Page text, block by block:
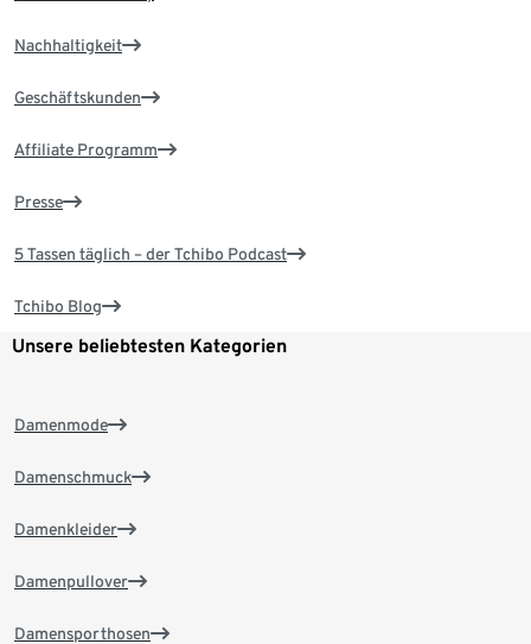
Nachhaltigkeit
Geschäftskunden
Affiliate Programm
Presse
5 Tassen täglich – der Tchibo Podcast
Tchibo Blog
Unsere beliebtesten Kategorien
Damenmode
Damenschmuck
Damenkleider
Damenpullover
Damensporthosen